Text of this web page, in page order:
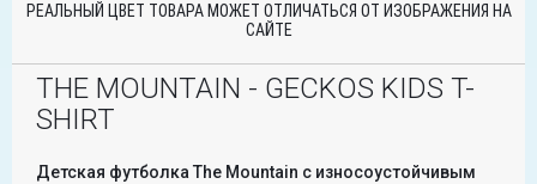
РЕАЛЬНЫЙ ЦВЕТ ТОВАРА МОЖЕТ ОТЛИЧАТЬСЯ ОТ ИЗОБРАЖЕНИЯ НА
САЙТЕ
THE MOUNTAIN - GECKOS KIDS T-
SHIRT
Детская футболка The Mountain с износоустойчивым